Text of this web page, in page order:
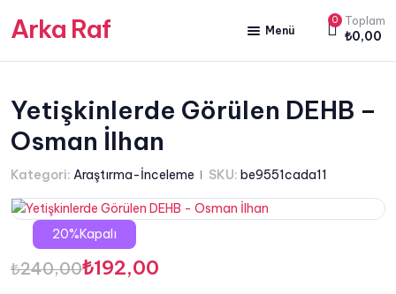
Arka Raf Menü
ANA SAYFA
HAKKIMIZDA
KİTAP SATIŞ
YAZARLARIMIZ
YAYIN PAKETLERİMİZ
0 Toplam
₺0,00
Yetişkinlerde Görülen DEHB –
Osman İlhan
Kategori: Araştırma-İnceleme SKU: be9551cada11
20%Kapalı
₺240,00
Orijinal ₺192,00
Şu